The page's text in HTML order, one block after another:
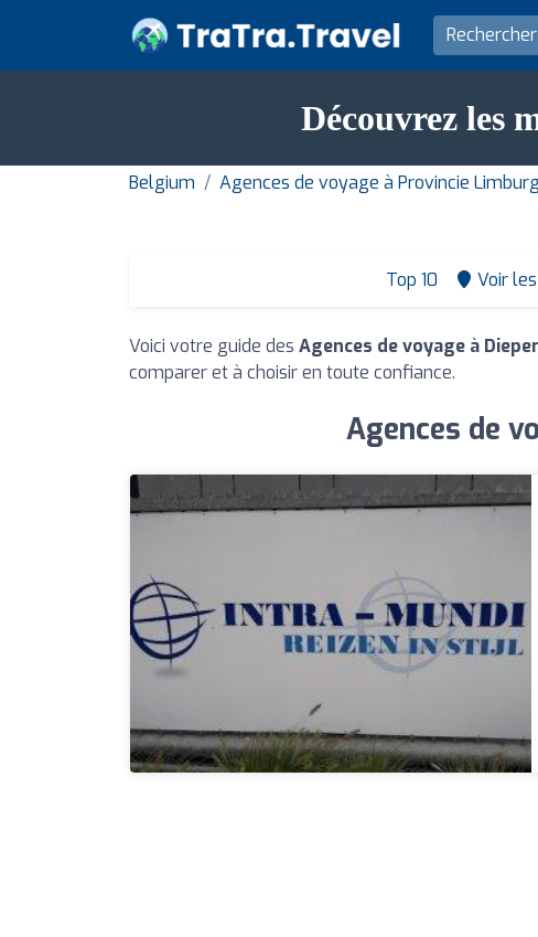
Découvrez les
Belgium Agences de voyage à Provincie Limburg
Top 10 Voir
Voici votre guide des Agences de voyage à
comparer et à choisir en toute confiance.
Agences de